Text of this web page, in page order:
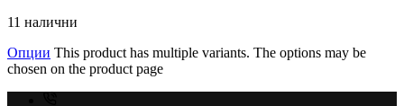
11 налични
Опции This product has multiple variants. The options may be
chosen on the product page